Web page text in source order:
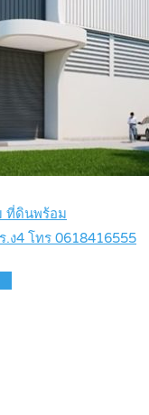
ที่ดินพร้อม
.ง4 โทร 0618416555